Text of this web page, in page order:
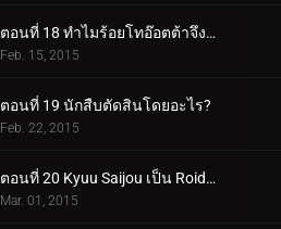
ตอนที่ 18 ทำไมร้อยโทอ๊อตต้าจึงตามเขาไป?
Feb. 15, 2015
ตอนที่ 19 นักสืบตัดสินโดยอะไร?
Feb. 22, 2015
ตอนที่ 20 Kyuu Saijou เป็น Roidmude นานแค่ไหนแล้ว?
Mar. 01, 2015